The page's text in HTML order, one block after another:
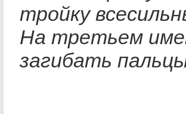
тройку
На третьем
загибать